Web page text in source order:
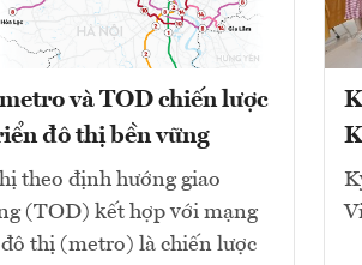
và TOD chiến lược
đô thị bền vững
theo định hướng giao
(TOD) kết hợp với mạng
thị (metro) là chiến lược